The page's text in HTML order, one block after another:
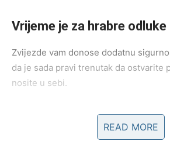
Vrijeme je za hrabre odluke
Zvijezde vam donose dodatnu
da je sada pravi trenutak da ostvarite
nosite u sebi.
Ako ste razmišljali o novom
poslu ili ulaganju u svoju budućnost,
READ MORE